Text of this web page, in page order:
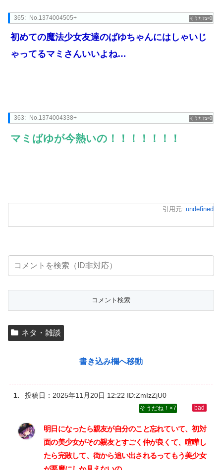
0
365: No.1374004505+
初めての魔法少女友達のばゆちゃんにはしゃいじ
ゃってるマミさんいいよね…
0
363: No.1374004338+
マミばゆが今熱いの！！！！！！！
引用元: undefined
ネタ・雑談
書き込み欄へ移動
投稿日： 2025年11月20日 12:22 ID:ZmIzZjU0
7
明日になったら親友が自分のこと忘れていて、初対
面の美少女がその親友とすごく仲が良くて、喧嘩し
たら完敗して、街から追い出されるってもう美少女